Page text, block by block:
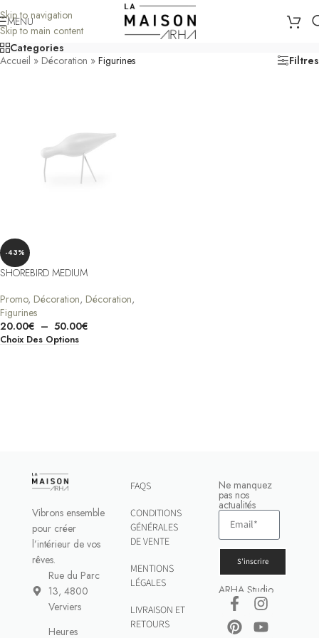
Skip to navigation
Skip to main content
MENU
Categories
Accueil » Décoration » Figurines Filtres
-43%
SHOREBIRD MEDIUM
Promo, Décoration, Décoration,
Figurines
20.00€ – 50.00€
Choix Des Options
Vibrons ensemble
pour créer
l’intérieur de vos
rêves.
Rue du Parc
13, 4800
Verviers
Heures
FAQS
CONDITIONS
GÉNÉRALES
DE VENTE
MENTIONS
LÉGALES
LIVRAISON ET
RETOURS
Ne manquez
pas nos
actualités
S'inscrire
ARHA Studio